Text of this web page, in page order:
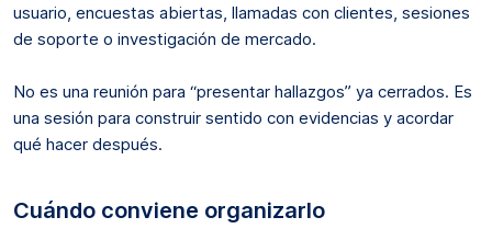
usuario, encuestas abiertas, llamadas con clientes, sesiones
de soporte o investigación de mercado.
No es una reunión para “presentar hallazgos” ya cerrados. Es
una sesión para construir sentido con evidencias y acordar
qué hacer después.
Cuándo conviene organizarlo